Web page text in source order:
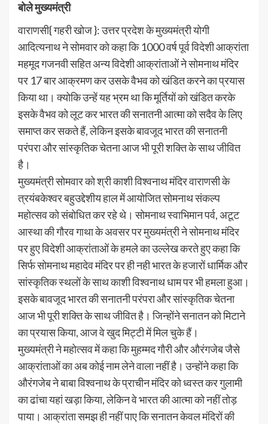
बोले मुख्यमंत्री
वाराणसी{ गहरी खोज }: उत्तर प्रदेश के मुख्यमंत्री योगी
आदित्यनाथ ने साेमवार काे कहा कि 1000 वर्ष पूर्व विदेशी आक्रांता
महमूद गजनवी सहित अन्य विदेशी आक्रांताओं ने सोमनाथ मंदिर
पर 17 बार आक्रमण कर उसके वैभव को खंडित करने का प्रयास
किया था। क्योकि उन्हें यह भ्रम था कि मूर्तियों को खंडित करके
इसके वैभव को लूट कर भारत की सनातनी आत्मा को सदैव के लिए
समाप्त कर सकते हैं, लेकिन इसके बावजूद भारत की सनातनी
परंपरा और सांस्कृतिक चेतना आज भी पूरी शक्ति के साथ जीवित
है।
मुख्यमंत्री सोमवार को श्री काशी विश्वनाथ मंदिर वाराणसी के
त्रयंबकेश्वर बहुउद्देशीय हाल में आयोजित सोमनाथ संकल्प
महोत्सव को संबोधित कर रहे थे। सोमनाथ स्वाभिमान पर्व, अटूट
आस्था की गौरव गाथा के अवसर पर मुख्यमंत्री ने सोमनाथ मंदिर
पर हुए विदेशी आक्रांताओं के हमले का उल्लेख करते हुए कहा कि
सिर्फ सोमनाथ महादेव मंदिर पर ही नही भारत के हजारों धार्मिक और
सांस्कृतिक स्थलों के साथ काशी विश्वनाथ धाम पर भी हमला हुआ।
इसके बावजूद भारत की सनातनी परंपरा और सांस्कृतिक चेतना
आज भी पूरी शक्ति के साथ जीवित है। जिन्होंने सनातन को मिटाने
का प्रयास किया, आज वे खुद मिट्टी में मिल चुके हैं।
मुख्यमंत्री ने महोत्सव में कहा कि मुहम्मद गौरी और औरंगजेब जैसे
आक्रांताओं का अब कोई नाम लेने वाला नहीं है। उन्होंने कहा कि
औरंगजेब ने बाबा विश्वनाथ के प्राचीन मंदिर को ध्वस्त कर गुलामी
का ढांचा यहां खड़ा किया, लेकिन वे भारत की आत्मा को नहीं तोड़
पाया। आक्रांता समझ ही नहीं पाए कि सनातन केवल मंदिरों की